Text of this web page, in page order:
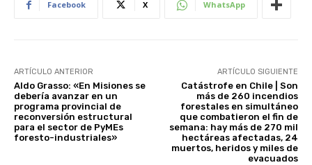
Facebook X WhatsApp
ARTÍCULO ANTERIOR
Aldo Grasso: «En Misiones se
debería avanzar en un
programa provincial de
reconversión estructural
para el sector de PyMEs
foresto-industriales»
ARTÍCULO SIGUIENTE
Catástrofe en Chile | Son
más de 260 incendios
forestales en simultáneo
que combatieron el fin de
semana: hay más de 270 mil
hectáreas afectadas, 24
muertos, heridos y miles de
evacuados